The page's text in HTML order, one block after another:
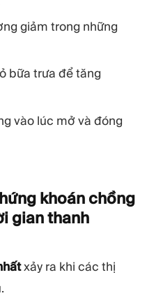
giảm trong những
bữa trưa để tăng
vào lúc mở và đóng
khoán chồng
gian thanh
xảy ra khi các thị